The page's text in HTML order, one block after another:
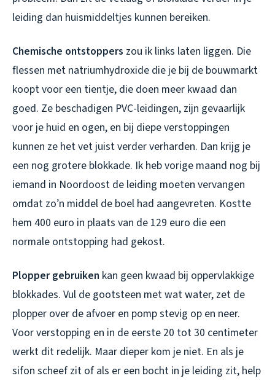
leiding dan huismiddeltjes kunnen bereiken.
Chemische ontstoppers zou ik links laten liggen. Die
flessen met natriumhydroxide die je bij de bouwmarkt
koopt voor een tientje, die doen meer kwaad dan
goed. Ze beschadigen PVC-leidingen, zijn gevaarlijk
voor je huid en ogen, en bij diepe verstoppingen
kunnen ze het vet juist verder verharden. Dan krijg je
een nog grotere blokkade. Ik heb vorige maand nog bij
iemand in Noordoost de leiding moeten vervangen
omdat zo’n middel de boel had aangevreten. Kostte
hem 400 euro in plaats van de 129 euro die een
normale ontstopping had gekost.
Plopper gebruiken kan geen kwaad bij oppervlakkige
blokkades. Vul de gootsteen met wat water, zet de
plopper over de afvoer en pomp stevig op en neer.
Voor verstopping en in de eerste 20 tot 30 centimeter
werkt dit redelijk. Maar dieper kom je niet. En als je
sifon scheef zit of als er een bocht in je leiding zit, help